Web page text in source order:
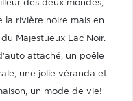
des deux mondes,
la rivière noire mais en
Majestueux Lac Noir.
attaché, un poêle
une jolie véranda et
un mode de vie!